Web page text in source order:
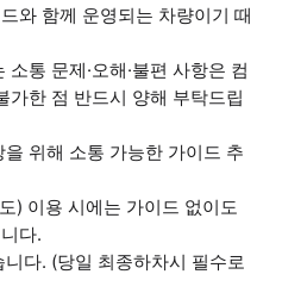
와 함께 운영되는 차량이기 때
통 문제·오해·불편 사항은 컴
가한 점 반드시 양해 부탁드립
위해 소통 가능한 가이드 추
) 이용 시에는 가이드 없이도
다.
다. (당일 최종하차시 필수로